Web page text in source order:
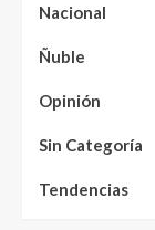
Nacional
Ñuble
Opinión
Sin Categoría
Tendencias